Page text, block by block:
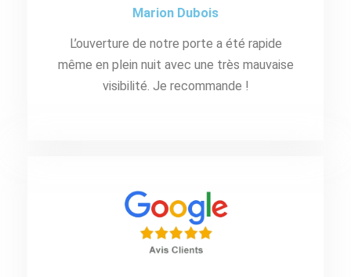
Marion Dubois
L’ouverture de notre porte a été rapide
même en plein nuit avec une très mauvaise
visibilité. Je recommande !